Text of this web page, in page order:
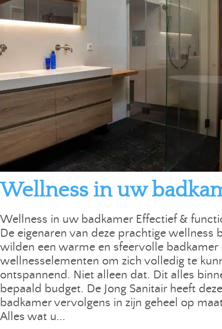
Wellness in uw
Wellness in uw badkamer Effectief &
De eigenaren van deze prachtige wellness
wilden een warme en sfeervolle badkamer
wellnesselementen om zich volledig te
ontspannend. Niet alleen dat. Dit alles
bepaald budget. De Jong Sanitair heeft
badkamer vervolgens in zijn geheel op
Alles wat u...